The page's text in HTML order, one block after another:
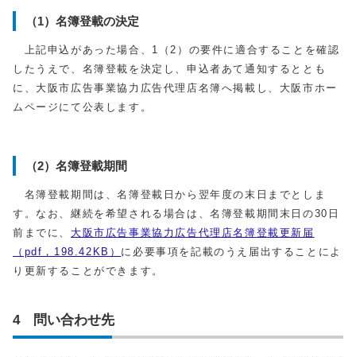
（1）名簿登載の決定
上記申込があった場合、1（2）の要件に適合することを確認
したうえで、名簿登載を決定し、申込者あて通知するととも
に、大阪市広告事業協力広告代理店名簿へ掲載し、大阪市ホー
ムページにて公表します。
（2）名簿登載期間
名簿登載期間は、名簿登載日から翌年度の末日までとしま
す。なお、継続を希望される場合は、名簿登載期間末日の30日
前までに、 大阪市広告事業協力広告代理店名簿登載更新届
（pdf，198.42KB） に必要事項を記載のうえ届出することによ
り更新することができます。
4 問い合わせ先